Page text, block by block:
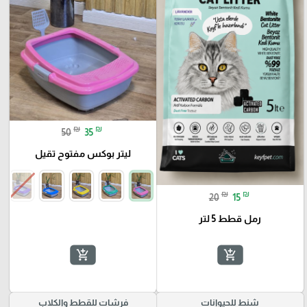
20 ₪ 15 ₪
رمل قطط 5 لتر
add_shopping_cart
50 ₪ 35 ₪
ليتر بوكس مفتوح تقيل
add_shopping_cart
شنط للحيوانات فرشات للقطط والكلاب